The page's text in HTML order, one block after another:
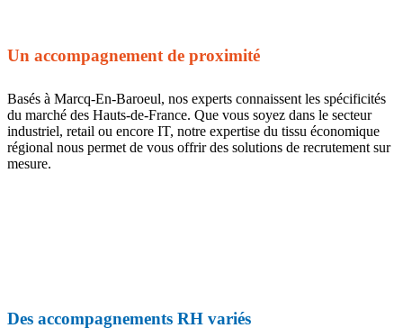
Un accompagnement de proximité
Basés à Marcq-En-Baroeul, nos experts connaissent les spécificités
du marché des Hauts-de-France. Que vous soyez dans le secteur
industriel, retail ou encore IT, notre expertise du tissu économique
régional nous permet de vous offrir des solutions de recrutement sur
mesure.
Des accompagnements RH variés